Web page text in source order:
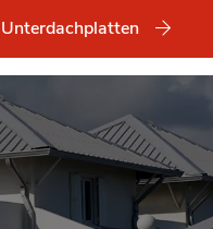
Unterdachplatten